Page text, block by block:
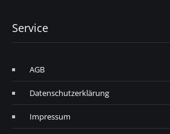
Service
AGB
Datenschutzerklärung
Impressum